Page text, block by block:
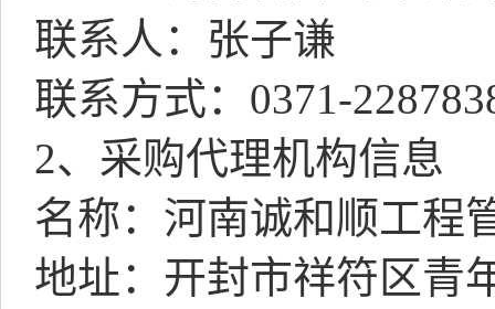
联系人：张子谦
联系方式： 0371-
2、采购代理机构信息
名称：河南诚和顺工程
地址：开封市祥符区青